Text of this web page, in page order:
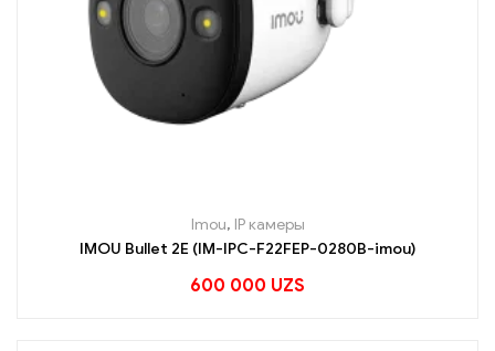
Imou, IP камеры
IMOU Bullet 2E (IM-IPC-F22FEP-0280B-imou)
600 000 UZS